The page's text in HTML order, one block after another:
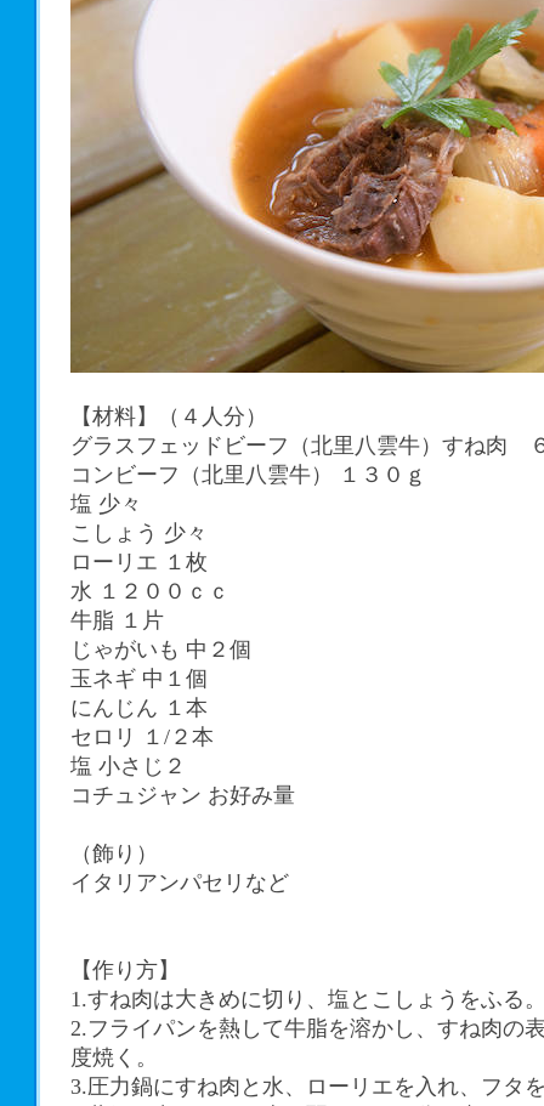
【材料】（４人分）
グラスフェッドビーフ（北里八雲牛）すね肉
コンビーフ（北里八雲牛） １３０ｇ
塩 少々
こしょう 少々
ローリエ １枚
水 １２００ｃｃ
牛脂 １片
じゃがいも 中２個
玉ネギ 中１個
にんじん １本
セロリ １/２本
塩 小さじ２
コチュジャン お好み量
（飾り）
イタリアンパセリなど
【作り方】
1.すね肉は大きめに切り、塩とこしょうをふる
2.フライパンを熱して牛脂を溶かし、すね肉の
度焼く。
3.圧力鍋にすね肉と水、ローリエを入れ、フタ